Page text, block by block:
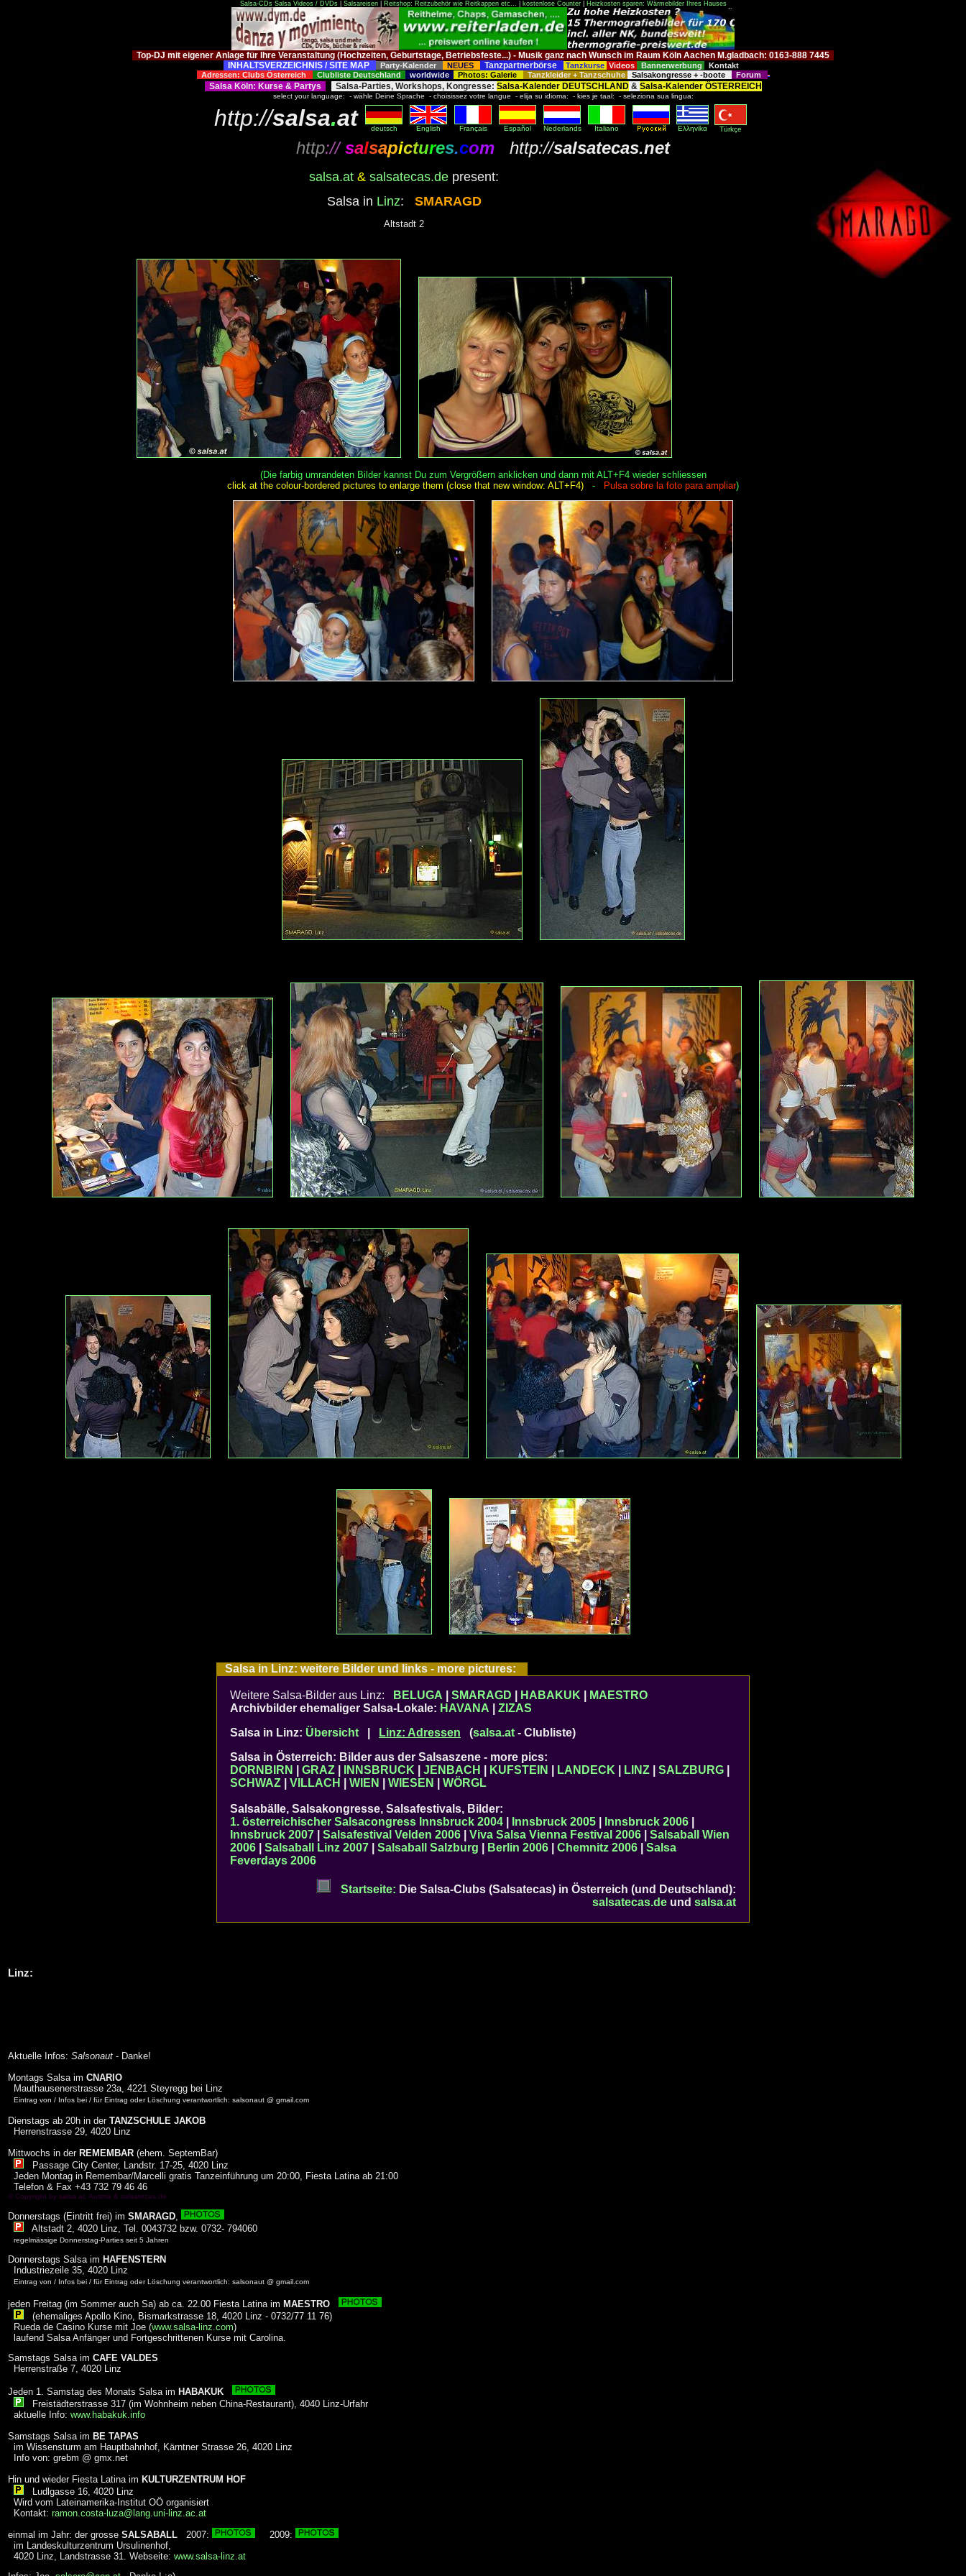
Salsa-CDs Salsa Videos / DVDs| Salsareisen| Reitshop: Reitzubehör wie Reitkappen etc... kostenlose Counter| Heizkosten sparen: Wärmebilder Ihres Hauses
Top-DJ mit eigener Anlage für Ihre Veranstaltung (Hochzeiten, Geburtstage, Betriebsfeste...) - Musik ganz nach Wunsch im Raum Köln Aachen M.gladbach: 0163-888 7445
INHALTSVERZEICHNIS / SITE MAP
Party-Kalender NEUES Tanzpartnerbörse Tanzkurse Videos Bannerwerbung
Kontakt
Adressen: Clubs Österreich
Clubliste Deutschland worldwide Photos: Galerie Tanzkleider + Tanzschuhe Salsakongresse + -boote Forum
Salsa Köln: Kurse& Partys Salsa-Parties, Workshops, Kongresse: Salsa-Kalender DEUTSCHLAND& Salsa-Kalender ÖSTERREICH
select your language: - wähle Deine Sprache - choisissez votre langue - elija su idioma: - kies je taal: - seleziona sua lingua:
http://salsa.at deutsch English Français Español Nederlands Italiano Eλληvikα Türkçe
http:// salsapictures.com http://salsatecas.net
salsa.at & salsatecas.de present:
Salsa in Linz: SMARAGD
Altstadt 2
(Die farbig umrandeten Bilder kannst Du zum Vergrößern anklicken und dann mit ALT+F4 wieder schliessen
click at the colour-bordered pictures to enlarge them (close that new window: ALT+F4)
- Pulsa sobre la foto para ampliar)
Salsa in Linz: weitere Bilder und links - more pictures:
Weitere Salsa-Bilder aus Linz: BELUGA SMARAGD HABAKUK
MAESTRO
Archivbilder ehemaliger Salsa-Lokale: HAVANA
ZIZAS
Salsa in Linz: Übersicht Linz: Adressen (salsa.at - Clubliste)
Salsa in Österreich: Bilder aus der Salsaszene - more pics:
DORNBIRN
GRAZ INNSBRUCK JENBACH KUFSTEIN LANDECK LINZ SALZBURG
SCHWAZ
VILLACH WIEN WIESEN WÖRGL
Salsabälle, Salsakongresse, Salsafestivals, Bilder:
1. österreichischer Salsacongress Innsbruck 2004
Innsbruck 2005 Innsbruck 2006
Innsbruck 2007
Salsafestival Velden 2006 Viva Salsa Vienna Festival 2006
Salsaball Wien
2006
Salsaball Linz 2007 Salsaball Salzburg Berlin 2006 Chemnitz 2006
Salsa
Feverdays 2006
Startseite: Die Salsa-Clubs (Salsatecas) in Österreich (und Deutschland):
salsatecas.de und salsa.at
Linz:
Aktuelle Infos: Salsonaut - Danke!
Montags Salsa im CNARIO
Mauthausenerstrasse 23a, 4221 Steyregg bei Linz
Eintrag von / Infos bei / für Eintrag oder Löschung verantwortlich: salsonaut @ gmail.com
Dienstags ab 20h in der TANZSCHULE JAKOB
Herrenstrasse 29, 4020 Linz
Mittwochs in der REMEMBAR (ehem. SeptemBar)
Passage City Center, Landstr. 17-25, 4020 Linz
Jeden Montag in Remembar/Marcelli gratis Tanzeinführung um 20:00, Fiesta Latina ab 21:00
Telefon & Fax +43 732 79 46 46
© Copyright by salsa.at, Austria & salsatecas.de
Donnerstags (Eintritt frei) im SMARAGD,
Altstadt 2, 4020 Linz, Tel. 0043732 bzw. 0732- 794060
regelmässige Donnerstag-Parties seit 5 Jahren
Donnerstags Salsa im HAFENSTERN
Industriezeile 35, 4020 Linz
Eintrag von / Infos bei / für Eintrag oder Löschung verantwortlich: salsonaut @ gmail.com
jeden Freitag (im Sommer auch Sa) ab ca. 22.00 Fiesta Latina im MAESTRO
(ehemaliges Apollo Kino, Bismarkstrasse 18, 4020 Linz - 0732/77 11 76)
Rueda de Casino Kurse mit Joe (www.salsa-linz.com)
laufend Salsa Anfänger und Fortgeschrittenen Kurse mit Carolina.
Samstags Salsa im CAFE VALDES
Herrenstraße 7, 4020 Linz
Jeden 1. Samstag des Monats Salsa im HABAKUK
Freistädterstrasse 317 (im Wohnheim neben China-Restaurant), 4040 Linz-Urfahr
aktuelle Info: www.habakuk.info
Samstags Salsa im BE TAPAS
im Wissensturm am Hauptbahnhof, Kärntner Strasse 26, 4020 Linz
Info von: grebm @ gmx.net
Hin und wieder Fiesta Latina im KULTURZENTRUM HOF
Ludlgasse 16, 4020 Linz
Wird vom Lateinamerika-Institut OÖ organisiert
Kontakt: ramon.costa-luza@lang.uni-linz.ac.at
einmal im Jahr: der grosse SALSABALL 2007:
2009:
im Landeskulturzentrum Ursulinenhof,
4020 Linz, Landstrasse 31. Webseite: www.salsa-linz.at